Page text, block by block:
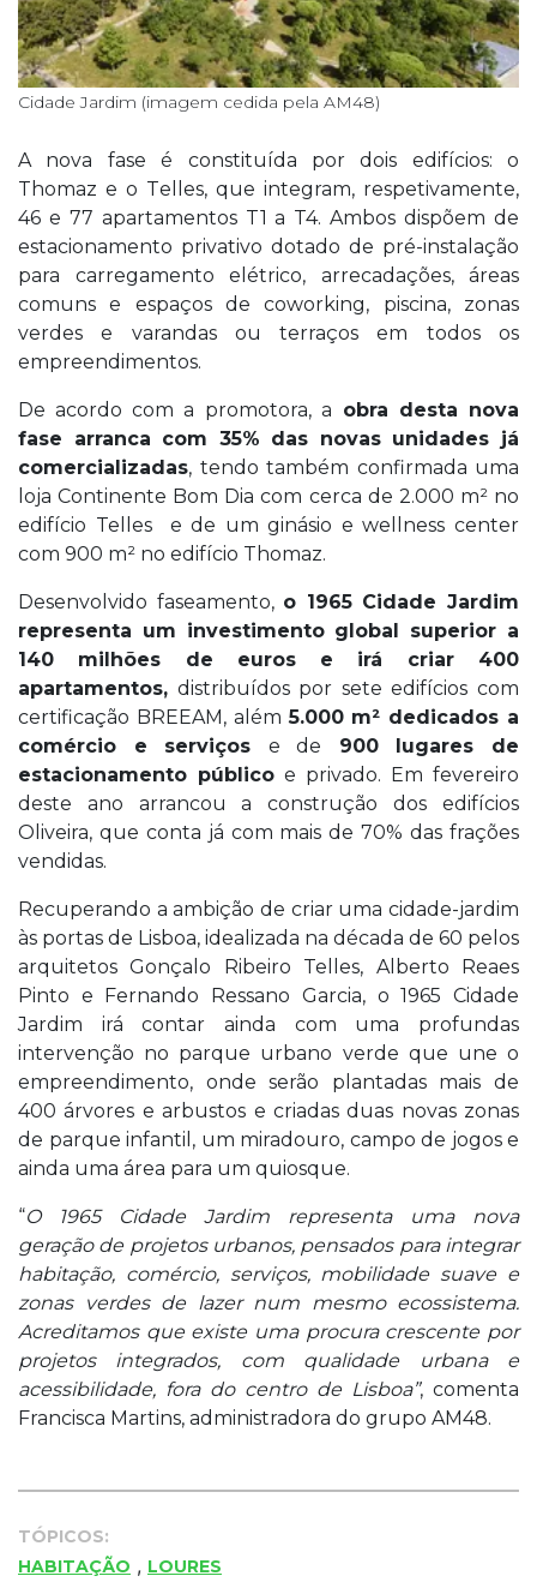
Cidade Jardim (imagem cedida pela AM48)
A nova fase é constituída por dois edifícios: o
Thomaz e o Telles, que integram, respetivamente,
46 e 77 apartamentos T1 a T4. Ambos dispõem de
estacionamento privativo dotado de pré-instalação
para carregamento elétrico, arrecadações, áreas
comuns e espaços de coworking, piscina, zonas
verdes e varandas ou terraços em todos os
empreendimentos.
De acordo com a promotora, a obra desta nova
fase arranca com 35% das novas unidades já
comercializadas, tendo também confirmada uma
loja Continente Bom Dia com cerca de 2.000 m² no
edifício Telles e de um ginásio e wellness center
com 900 m² no edifício Thomaz.
Desenvolvido faseamento, o 1965 Cidade Jardim
representa um investimento global superior a
140 milhões de euros e irá criar 400
apartamentos, distribuídos por sete edifícios com
certificação BREEAM, além5.000 m² dedicados a
comércio e serviços e de 900 lugares de
estacionamento público e privado. Em fevereiro
deste ano arrancou a construção dos edifícios
Oliveira, que conta já com mais de 70% das frações
vendidas.
Recuperando a ambição de criar uma cidade-jardim
às portas de Lisboa, idealizada na década de 60 pelos
arquitetos Gonçalo Ribeiro Telles, Alberto Reaes
Pinto e Fernando Ressano Garcia, o 1965 Cidade
Jardim irá contar ainda com uma profundas
intervenção no parque urbano verde que une o
empreendimento, onde serão plantadas mais de
400 árvores e arbustos e criadas duas novas zonas
de parque infantil, um miradouro, campo de jogos e
ainda uma área para um quiosque.
“O 1965 Cidade Jardim representa uma nova
geração de projetos urbanos, pensados para integrar
habitação, comércio, serviços, mobilidade suave e
zonas verdes de lazer num mesmo ecossistema.
Acreditamos que existe uma procura crescente por
projetos integrados, com qualidade urbana e
acessibilidade, fora do centro de Lisboa”, comenta
Francisca Martins, administradora do grupo AM48.
TÓPICOS:
HABITAÇÃO , LOURES